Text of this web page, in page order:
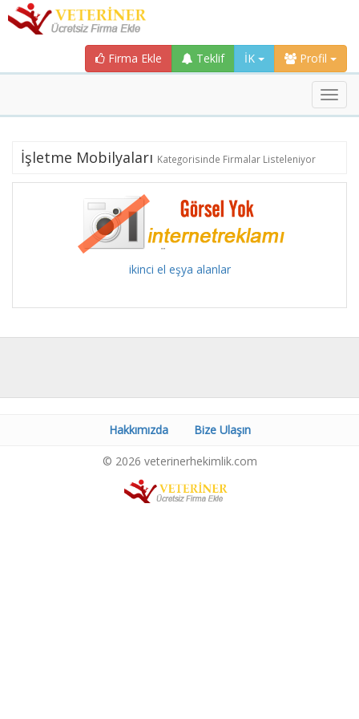
Firma Ekle Teklif İK Profil
İşletme Mobilyaları Kategorisinde Firmalar Listeleniyor
ikinci el eşya alanlar
Hakkımızda Bize Ulaşın
© 2026 veterinerhekimlik.com